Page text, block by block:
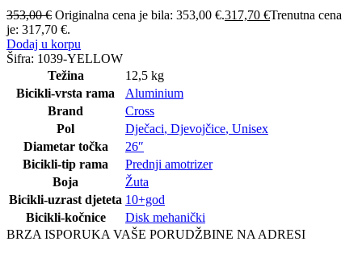
353,00€ Originalna cena je bila: 353,00 €.317,70 €Trenutna cena
je: 317,70 €.
Dodaj u korpu
Šifra: 1039-YELLOW
Težina
12,5 kg
Bicikli-vrsta rama
Aluminium
Brand
Cross
Pol
Dječaci, Djevojčice, Unisex
Diametar točka
26″
Bicikli-tip rama
Prednji amotrizer
Boja
Žuta
Bicikli-uzrast djeteta 10+god
Bicikli-kočnice
Disk mehanički
BRZA ISPORUKA VAŠE PORUDŽBINE NA ADRESI